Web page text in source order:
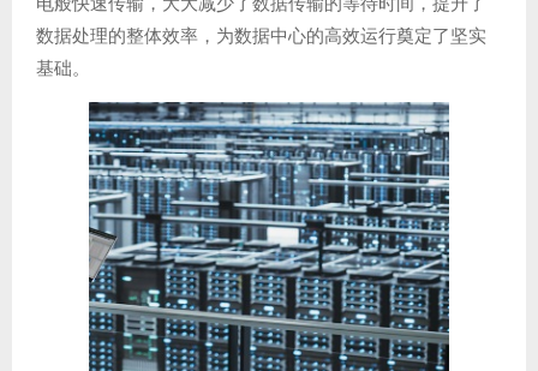
数据处理的整体效率，为数据中心的高效运行奠定了坚实
基础。